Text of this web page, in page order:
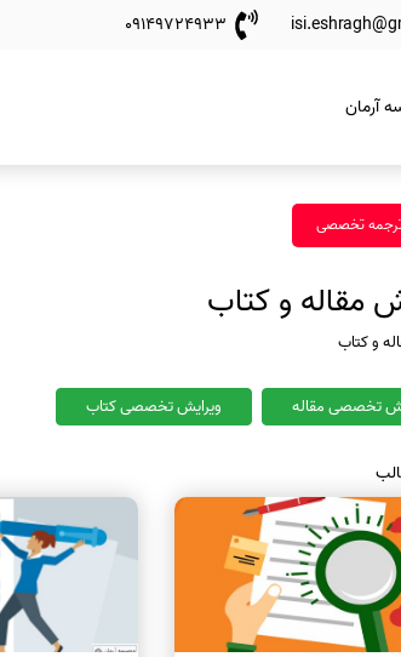
09149724933
آرمان
تخصصی
مقاله و کتاب
و کتاب
تخصصی مقاله ویرایش تخصصی کتاب